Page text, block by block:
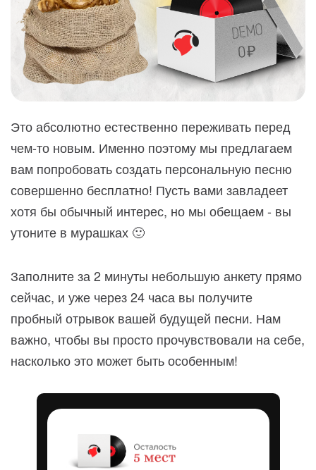
Это абсолютно естественно переживать перед
чем-то новым. Именно поэтому мы предлагаем
вам попробовать создать персональную песню
совершенно бесплатно! Пусть вами завладеет
хотя бы обычный интерес, но мы обещаем - вы
утоните в мурашках 🙂
Заполните за 2 минуты небольшую анкету прямо
сейчас, и уже через 24 часа вы получите
пробный отрывок вашей будущей песни. Нам
важно, чтобы вы просто прочувствовали на себе,
насколько это может быть особенным!